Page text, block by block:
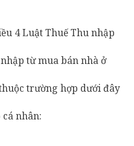
4 Luật Thuế Thu nhập
từ mua bán nhà ở
trường hợp dưới đây
nhân: